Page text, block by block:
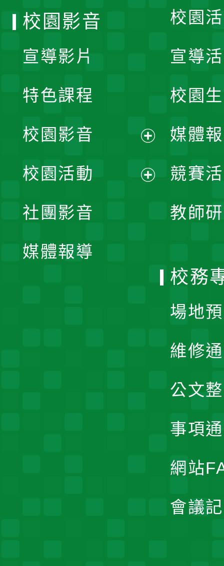
校園
宣導
校園
媒體
競賽
教師
校園影音
宣導影片
特色課程
校園影音
開
校園活動
社團影音
媒體報導
校務
場地
維修
公文
事項
網站
會議